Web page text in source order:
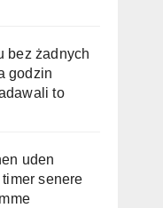
bez żadnych
godzin
to
uden
senere